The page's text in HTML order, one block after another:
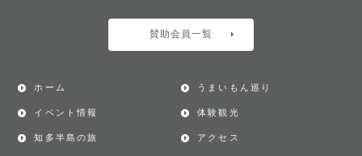
賛助会員一覧
ホーム うまいもん巡り
イベント情報 体験観光
知多半島の旅 アクセス